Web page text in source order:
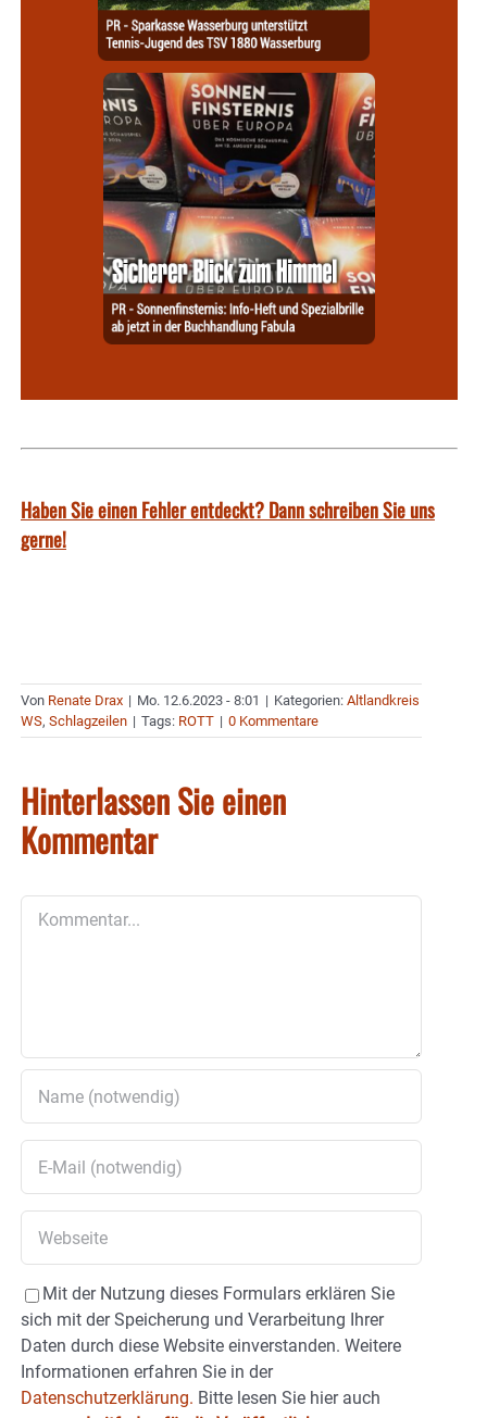
Haben Sie einen Fehler entdeckt? Dann schreiben Sie uns
gerne!
Von Renate Drax | Mo. 12.6.2023 - 8:01 | Kategorien: Altlandkreis
WS, Schlagzeilen | Tags: ROTT | 0 Kommentare
Hinterlassen Sie einen
Kommentar
Mit der Nutzung dieses Formulars erklären Sie
sich mit der Speicherung und Verarbeitung Ihrer
Daten durch diese Website einverstanden. Weitere
Informationen erfahren Sie in der
Datenschutzerklärung. Bitte lesen Sie hier auch